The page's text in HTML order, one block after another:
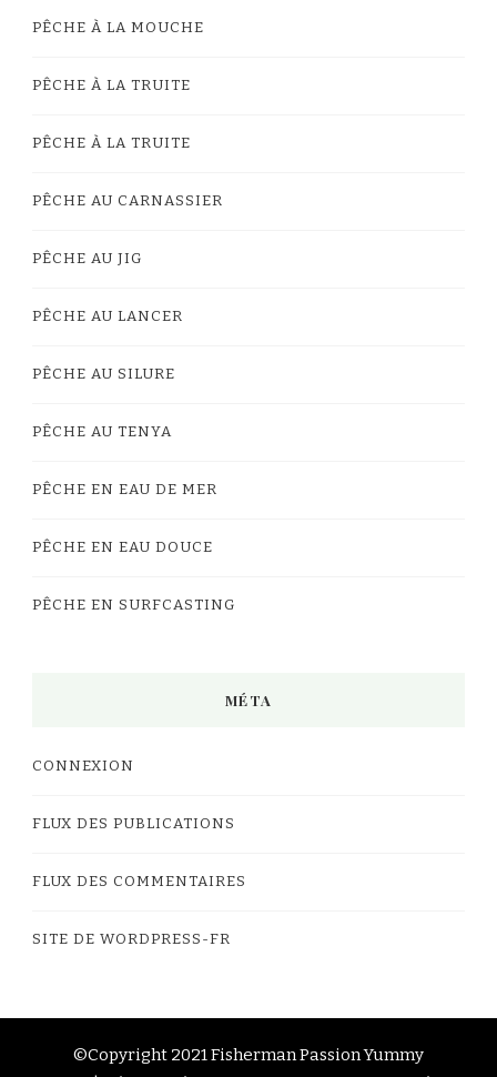
PÊCHE À LA MOUCHE
PÊCHE À LA TRUITE
PÊCHE À LA TRUITE
PÊCHE AU CARNASSIER
PÊCHE AU JIG
PÊCHE AU LANCER
PÊCHE AU SILURE
PÊCHE AU TENYA
PÊCHE EN EAU DE MER
PÊCHE EN EAU DOUCE
PÊCHE EN SURFCASTING
MÉTA
CONNEXION
FLUX DES PUBLICATIONS
FLUX DES COMMENTAIRES
SITE DE WORDPRESS-FR
©Copyright 2021 Fisherman PassionYummy